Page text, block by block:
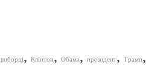
виборці, Клінтон, Обама, президент, Трамп,